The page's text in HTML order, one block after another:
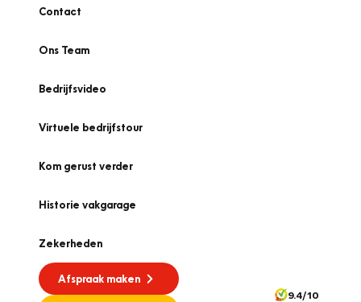
Contact
Ons Team
Bedrijfsvideo
Virtuele bedrijfstour
Kom gerust verder
Historie vakgarage
Zekerheden
Afspraak maken
9.4/10